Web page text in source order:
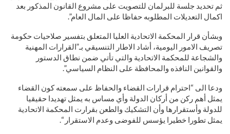
ثم تحديد جلسة للبرلمان للتصويت على مشروع القانون المذكور بعد
اكمال التعديلات المطلوبه حفاظا على المال العام”.
وبشأن قرار المحكمة الاتحادية العليا المتعلق بتفسير صلاحيات حكومة
تصريف الامور اليومية، أشاد الاطار التنسيقي بـ”القرارات المهنية
والشجاعة للمحكمة الاتحادية والتي تأتي ضمن نطاق الدستور
والقوانين النافذه والمحافظة على النظام السياسي”.
ودعا الى “احترام قرارات القضاء والحفاظ على سمعته كون القضاء
يمثل أهم ركن من أركان الدولة وأي مساس به يمثل تهديدا حقيقيا
للدولة وأستقرارها وأن التشكيك والطعن بقرارت المحكمة الاتحادية
يمثل تطورا خطيرا يؤسس للفوضى وعدم الاستقرار “.